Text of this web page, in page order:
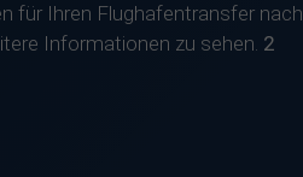
für Ihren Flughafentransfer nach
Informationen zu sehen. 2